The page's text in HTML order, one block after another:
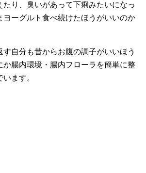
たり、臭いがあって下痢みたいになっ
ヨーグルト食べ続けたほうがいいのか
自分も昔からお腹の調子がいいほう
か腸内環境・腸内フローラを簡単に整
ます。